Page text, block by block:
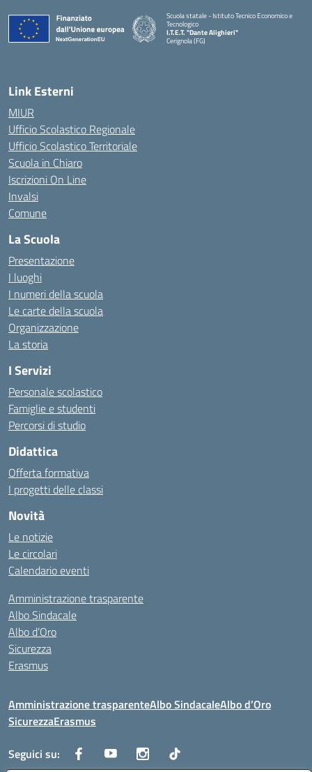
Scuola statale - Istituto Tecnico Economico e
Tecnologico
I.T.E.T. "Dante Alighieri"
Cerignola (FG)
— Visita la pagina iniziale della scuola
Link Esterni
MIUR
Ufficio Scolastico Regionale
Ufficio Scolastico Territoriale
Scuola in Chiaro
Iscrizioni On Line
Invalsi
Comune
La Scuola
Presentazione
I luoghi
I numeri della scuola
Le carte della scuola
Organizzazione
La storia
I Servizi
Personale scolastico
Famiglie e studenti
Percorsi di studio
Didattica
Offerta formativa
I progetti delle classi
Novità
Le notizie
Le circolari
Calendario eventi
Amministrazione trasparente
Albo Sindacale
Albo d’Oro
Sicurezza
Erasmus
Amministrazione trasparenteAlbo SindacaleAlbo d’Oro
SicurezzaErasmus
Seguici su: